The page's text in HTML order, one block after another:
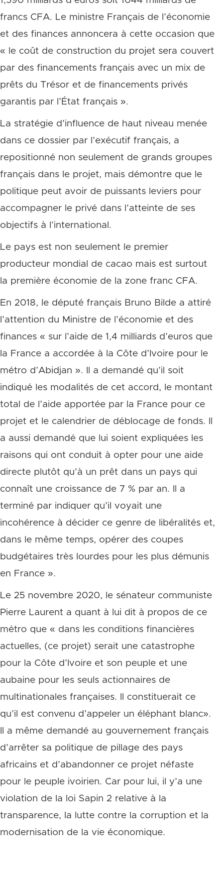
francs CFA. Le ministre Français de l’économie
et des finances annoncera à cette occasion que
« le coût de construction du projet sera couvert
par des financements français avec un mix de
prêts du Trésor et de financements privés
garantis par l’État français ».
La stratégie d’influence de haut niveau menée
dans ce dossier par l’exécutif français, a
repositionné non seulement de grands groupes
français dans le projet, mais démontre que le
politique peut avoir de puissants leviers pour
accompagner le privé dans l’atteinte de ses
objectifs à l’international.
Le pays est non seulement le premier
producteur mondial de cacao mais est surtout
la première économie de la zone franc CFA.
En 2018, le député français Bruno Bilde a attiré
l’attention du Ministre de l’économie et des
finances « sur l’aide de 1,4 milliards d’euros que
la France a accordée à la Côte d’Ivoire pour le
métro d’Abidjan ». Il a demandé qu’il soit
indiqué les modalités de cet accord, le montant
total de l’aide apportée par la France pour ce
projet et le calendrier de déblocage de fonds. Il
a aussi demandé que lui soient expliquées les
raisons qui ont conduit à opter pour une aide
directe plutôt qu’à un prêt dans un pays qui
connaît une croissance de 7 % par an. Il a
terminé par indiquer qu’il voyait une
incohérence à décider ce genre de libéralités et,
dans le même temps, opérer des coupes
budgétaires très lourdes pour les plus démunis
en France ».
Le 25 novembre 2020, le sénateur communiste
Pierre Laurent a quant à lui dit à propos de ce
métro que « dans les conditions financières
actuelles, (ce projet) serait une catastrophe
pour la Côte d’Ivoire et son peuple et une
aubaine pour les seuls actionnaires de
multinationales françaises. Il constituerait ce
qu’il est convenu d’appeler un éléphant blanc».
Il a même demandé au gouvernement français
d’arrêter sa politique de pillage des pays
africains et d’abandonner ce projet néfaste
pour le peuple ivoirien. Car pour lui, il y’a une
violation de la loi Sapin 2 relative à la
transparence, la lutte contre la corruption et la
modernisation de la vie économique.